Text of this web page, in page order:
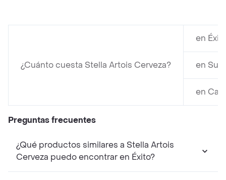
¿Cuánto cuesta Stella Artois Cerveza?
en
en
en
Preguntas frecuentes
¿Qué productos similares a Stella Artois
Cerveza puedo encontrar en Éxito?